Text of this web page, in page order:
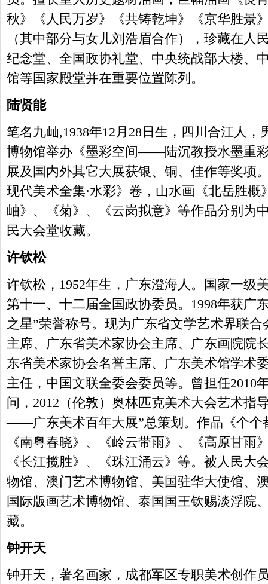
秋》《人民万岁》《共铸乾坤》《京华胜景
（其中部分与女儿刘浩眉合作），珍藏在人
纪念堂、全国政协礼堂、中央统战部大楼、
馆等国家殿堂并在重要位置陈列。
陆贤能
笔名九屾,1938年12月28日生，四川合江人，
博物馆举办《墨彩空间——陆沉教授水墨重
展及国内外其它大展获银、铜、佳作等奖项
现代美术全集·水彩》卷，山水画《北岳胜
岫》、《菊》、《云岗拟意》等作品分别为
民大会堂收藏。
许钦松
许钦松，1952年生，广东澄海人。国家一级
第十一、十二届全国政协委员。1998年获广
之星”荣誉称号。现为广东省文学艺术界联
主席、广东省美术家协会主席、广东画院院
东省美术家协会名誉主席、广东美术馆学术
主任，中国文联全委会委员等。曾担任2010
问，2012（伦敦）奥林匹克美术大会艺术指
——广东美术百年大展”总策划。作品《个个
《南粤春晓》、《岭云带雨》、《高原甘雨
《长江揽胜》、《珠江涌云》等。被人民大
物馆、澳门艺术博物馆、美国驻华大使馆、
国际版画艺术博物馆、泰国国王钦赐淡浮院
藏。
钟开天
钟开天，著名画家，成都军区专职美术创作